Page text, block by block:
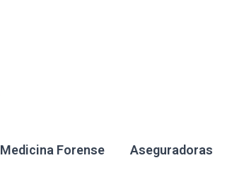
Medicina Forense
Aseguradoras